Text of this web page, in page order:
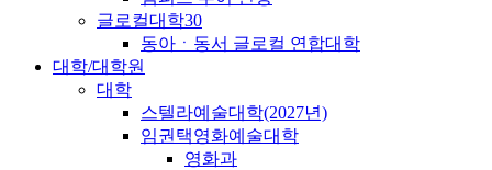
글로컬대학30
동아ㆍ동서 글로컬 연합대학
대학/대학원
대학
스텔라예술대학(2027년)
임권택영화예술대학
영화과